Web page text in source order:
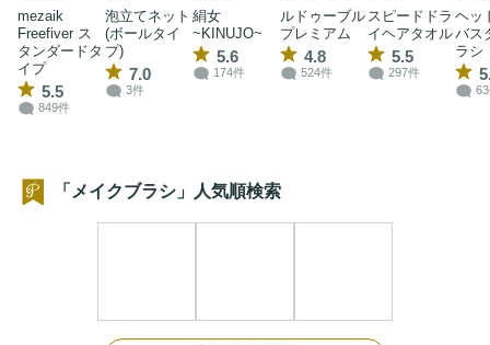
mezaik
Freefiver ス
タンダードタ
イプ
5.5
849件
泡立てネット
(ボールタイ
プ)
7.0
3件
絹女
~KINUJO~
5.6
174件
ルドゥーブル
プレミアム
4.8
524件
スピードドラ
イヘアタオル
5.5
297件
ヘッ
バス
ラシ
「メイクブラシ」人気順検索